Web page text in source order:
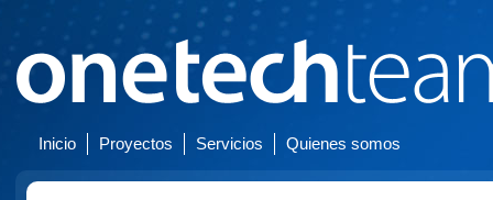
Inicio Proyectos Servicios Quienes somos